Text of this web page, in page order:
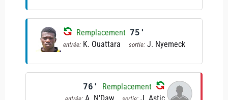
Remplacement 75'
entrée: K. Ouattara sortie: J. Nyemeck
76' Remplacement